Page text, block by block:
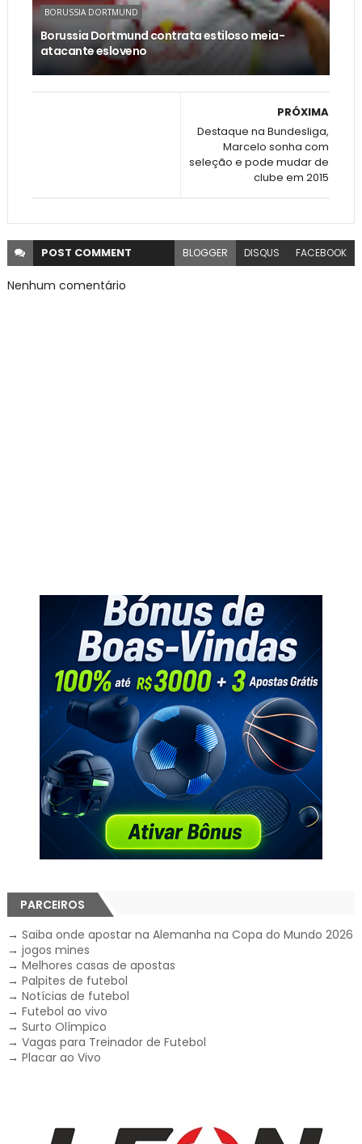
BORUSSIA DORTMUND
Borussia Dortmund contrata estiloso meia-
atacante esloveno
PRÓXIMA
Destaque na Bundesliga,
Marcelo sonha com
seleção e pode mudar de
clube em 2015
POST COMMENT BLOGGER DISQUS FACEBOOK
Nenhum comentário
PARCEIROS
→ Saiba onde apostar na Alemanha na Copa do Mundo 2026
→ jogos mines
→ Melhores casas de apostas
→ Palpites de futebol
→ Notícias de futebol
→ Futebol ao vivo
→ Surto Olímpico
→ Vagas para Treinador de Futebol
→ Placar ao Vivo